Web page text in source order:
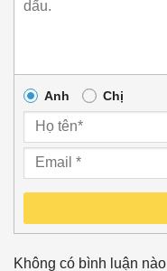
Anh Chị
Không có bình luận nào